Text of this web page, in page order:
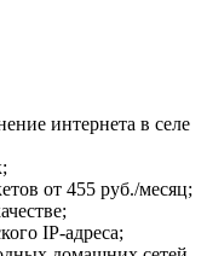
интернета в селе
от 455 руб./месяц;
IP-адреса;